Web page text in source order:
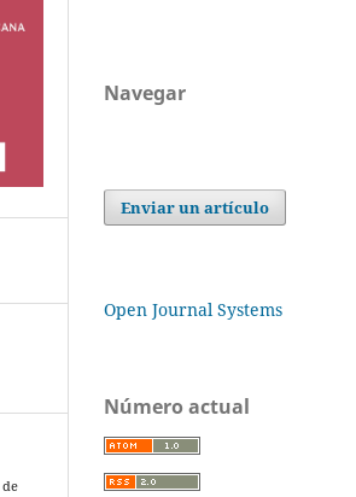
de
Navegar
Enviar un artículo
Open Journal Systems
Número actual